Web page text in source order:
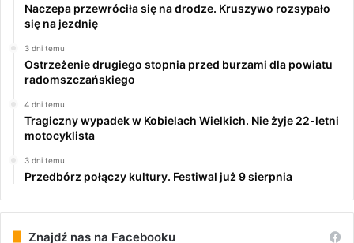
Naczepa przewróciła się na drodze. Kruszywo rozsypało
się na jezdnię
3 dni temu
Ostrzeżenie drugiego stopnia przed burzami dla powiatu
radomszczańskiego
4 dni temu
Tragiczny wypadek w Kobielach Wielkich. Nie żyje 22-letni
motocyklista
3 dni temu
Przedbórz połączy kultury. Festiwal już 9 sierpnia
Znajdź nas na Facebooku